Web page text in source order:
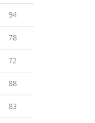
94
78
72
88
83